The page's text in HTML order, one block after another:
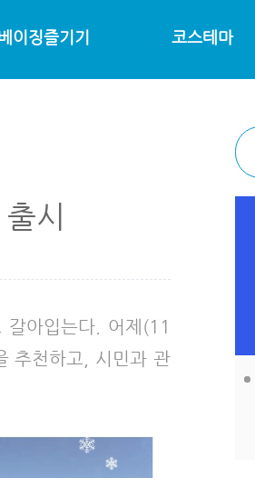
이징즐기기 코스테마
시
아입는다. 어제(11
추천하고, 시민과 관